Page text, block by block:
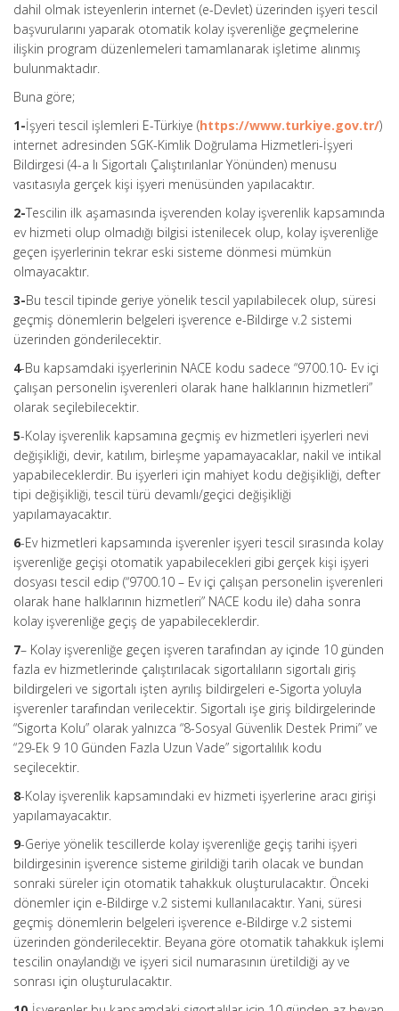
dahil olmak isteyenlerin internet (e-Devlet) üzerinden işyeri tescil
başvurularını yaparak otomatik kolay işverenliğe geçmelerine
ilişkin program düzenlemeleri tamamlanarak işletime alınmış
bulunmaktadır.
Buna göre;
1-İşyeri tescil işlemleri E-Türkiye (https://www.turkiye.gov.tr/)
internet adresinden SGK-Kimlik Doğrulama Hizmetleri-İşyeri
Bildirgesi (4-a lı Sigortalı Çalıştırılanlar Yönünden) menusu
vasıtasıyla gerçek kişi işyeri menüsünden yapılacaktır.
2-Tescilin ilk aşamasında işverenden kolay işverenlik kapsamında
ev hizmeti olup olmadığı bilgisi istenilecek olup, kolay işverenliğe
geçen işyerlerinin tekrar eski sisteme dönmesi mümkün
olmayacaktır.
3-Bu tescil tipinde geriye yönelik tescil yapılabilecek olup, süresi
geçmiş dönemlerin belgeleri işverence e-Bildirge v.2 sistemi
üzerinden gönderilecektir.
4-Bu kapsamdaki işyerlerinin NACE kodu sadece “9700.10- Ev içi
çalışan personelin işverenleri olarak hane halklarının hizmetleri”
olarak seçilebilecektir.
5-Kolay işverenlik kapsamına geçmiş ev hizmetleri işyerleri nevi
değişikliği, devir, katılım, birleşme yapamayacaklar, nakil ve intikal
yapabileceklerdir. Bu işyerleri için mahiyet kodu değişikliği, defter
tipi değişikliği, tescil türü devamlı/geçici değişikliği
yapılamayacaktır.
6-Ev hizmetleri kapsamında işverenler işyeri tescil sırasında kolay
işverenliğe geçişi otomatik yapabilecekleri gibi gerçek kişi işyeri
dosyası tescil edip (“9700.10 – Ev içi çalışan personelin işverenleri
olarak hane halklarının hizmetleri” NACE kodu ile) daha sonra
kolay işverenliğe geçiş de yapabileceklerdir.
7– Kolay işverenliğe geçen işveren tarafından ay içinde 10 günden
fazla ev hizmetlerinde çalıştırılacak sigortalıların sigortalı giriş
bildirgeleri ve sigortalı işten ayrılış bildirgeleri e-Sigorta yoluyla
işverenler tarafından verilecektir. Sigortalı işe giriş bildirgelerinde
“Sigorta Kolu” olarak yalnızca “8-Sosyal Güvenlik Destek Primi” ve
“29-Ek 9 10 Günden Fazla Uzun Vade” sigortalılık kodu
seçilecektir.
8-Kolay işverenlik kapsamındaki ev hizmeti işyerlerine aracı girişi
yapılamayacaktır.
9-Geriye yönelik tescillerde kolay işverenliğe geçiş tarihi işyeri
bildirgesinin işverence sisteme girildiği tarih olacak ve bundan
sonraki süreler için otomatik tahakkuk oluşturulacaktır. Önceki
dönemler için e-Bildirge v.2 sistemi kullanılacaktır. Yani, süresi
geçmiş dönemlerin belgeleri işverence e-Bildirge v.2 sistemi
üzerinden gönderilecektir. Beyana göre otomatik tahakkuk işlemi
tescilin onaylandığı ve işyeri sicil numarasının üretildiği ay ve
sonrası için oluşturulacaktır.